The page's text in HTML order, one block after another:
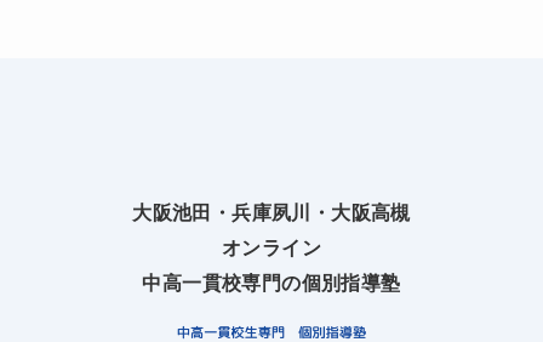
大阪池田・兵庫夙川・大阪高槻
オンライン
中高一貫校専門の個別指導塾